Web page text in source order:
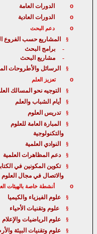
o الدورات العامة
o الدورات العادية
o
دعم البحث
§
المشاريع حسب الفروع
- برامج البحث
- مشاريعالبحث
§ الرسائل والأطروحات
o
تعزيز العلم
§
التوجيه نحو المسالك
§ أيام الشباب والعلم
§ تدريس العلوم
§ المبارةالعامة للعلوم
والتكنولوجية
§ النوادي العلمية
§ دعم المظاهرات العلمية
§
تكوين المكونين في
والاتصال في مجال العلوم
o
أنشطة خاصة بالهيئات
§
علوم الفيزياء والكيميا
§ علوم وتقنيات الأحياء
§ علوم الرياضيات والإعلام
§ علوم وتقنيات البيئة